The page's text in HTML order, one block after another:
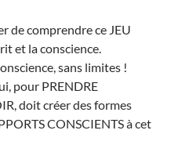
de comprendre ce JEU
et la conscience.
sans limites !
pour PRENDRE
doit créer des formes
CONSCIENTS à cet